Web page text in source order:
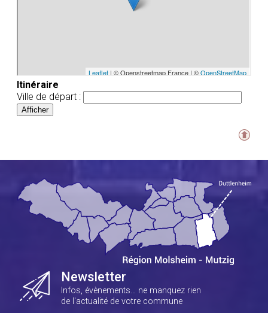
Itinéraire
Ville de départ :
Newsletter
Infos, évènements… ne manquez rien
de l'actualité de votre commune